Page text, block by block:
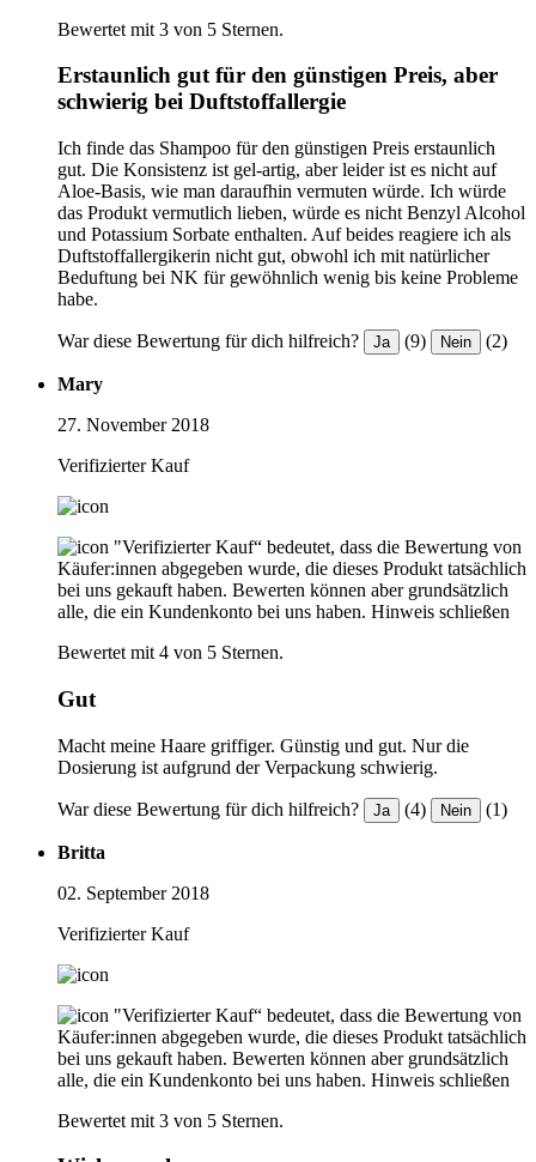
Bewertet mit 3 von 5 Sternen.
Erstaunlich gut für den günstigen Preis, aber
schwierig bei Duftstoffallergie
Ich finde das Shampoo für den günstigen Preis erstaunlich
gut. Die Konsistenz ist gel-artig, aber leider ist es nicht auf
Aloe-Basis, wie man daraufhin vermuten würde. Ich würde
das Produkt vermutlich lieben, würde es nicht Benzyl Alcohol
und Potassium Sorbate enthalten. Auf beides reagiere ich als
Duftstoffallergikerin nicht gut, obwohl ich mit natürlicher
Beduftung bei NK für gewöhnlich wenig bis keine Probleme
habe.
War diese Bewertung für dich hilfreich? Ja (9) Nein (2)
Mary
27. November 2018
Verifizierter Kauf
"Verifizierter Kauf“ bedeutet, dass die Bewertung von
Käufer:innen abgegeben wurde, die dieses Produkt tatsächlich
bei uns gekauft haben. Bewerten können aber grundsätzlich
alle, die ein Kundenkonto bei uns haben. Hinweis schließen
Bewertet mit 4 von 5 Sternen.
Gut
Macht meine Haare griffiger. Günstig und gut. Nur die
Dosierung ist aufgrund der Verpackung schwierig.
War diese Bewertung für dich hilfreich? Ja (4) Nein (1)
Britta
02. September 2018
Verifizierter Kauf
"Verifizierter Kauf“ bedeutet, dass die Bewertung von
Käufer:innen abgegeben wurde, die dieses Produkt tatsächlich
bei uns gekauft haben. Bewerten können aber grundsätzlich
alle, die ein Kundenkonto bei uns haben. Hinweis schließen
Bewertet mit 3 von 5 Sternen.